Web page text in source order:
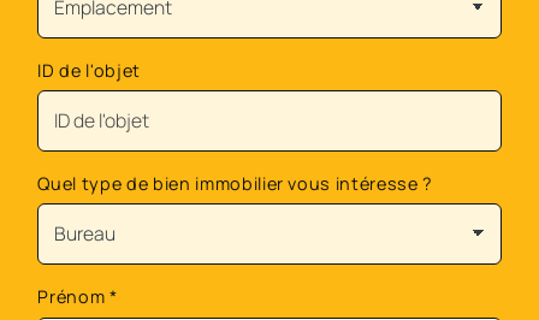
ID de l'objet
Quel type de bien immobilier vous intéresse ?
Prénom *